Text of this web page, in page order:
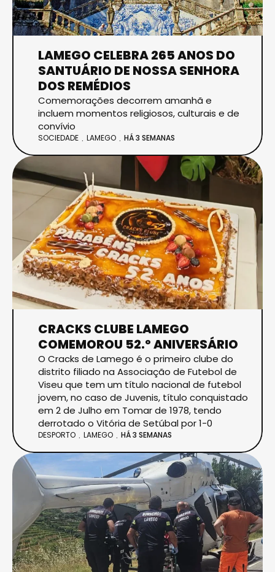
LAMEGO CELEBRA 265 ANOS DO
SANTUÁRIO DE NOSSA SENHORA
DOS REMÉDIOS
Comemorações decorrem amanhã e
incluem momentos religiosos, culturais e de
convívio
SOCIEDADE LAMEGO HÁ 3 SEMANAS
CRACKS CLUBE LAMEGO
COMEMOROU 52.º ANIVERSÁRIO
O Cracks de Lamego é o primeiro clube do
distrito filiado na Associação de Futebol de
Viseu que tem um título nacional de futebol
jovem, no caso de Juvenis, título conquistado
em 2 de Julho em Tomar de 1978, tendo
derrotado o Vitória de Setúbal por 1-0
DESPORTO LAMEGO HÁ 3 SEMANAS